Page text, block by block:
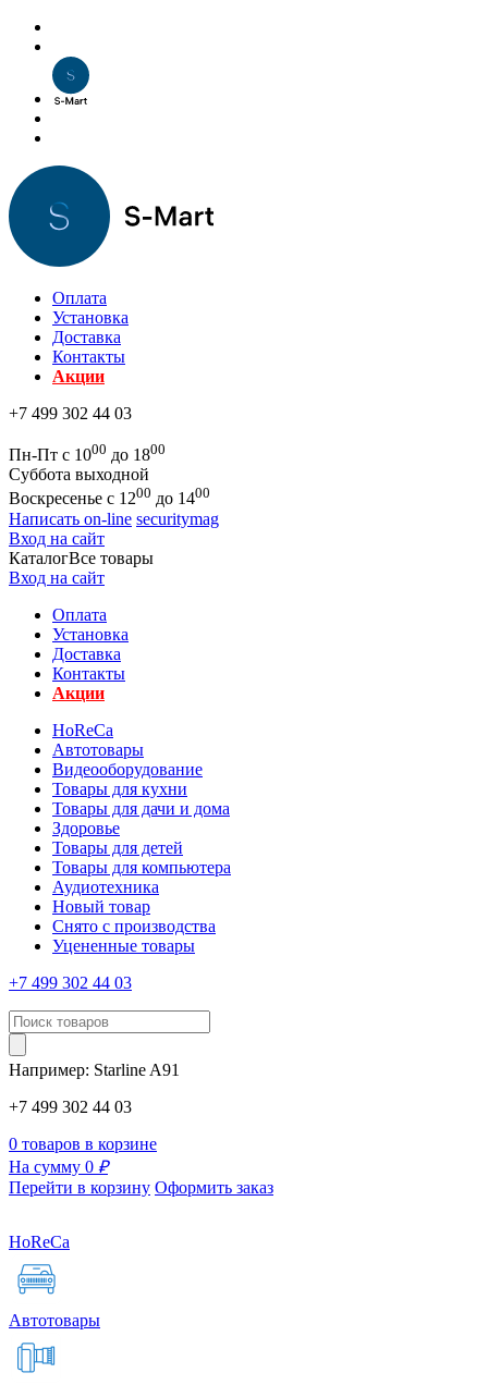
Оплата
Установка
Доставка
Контакты
Акции
+7 499 302 44 03
Пн-Пт с 1000 до 1800
Суббота выходной
Воскресенье с 1200 до 1400
Написать on-line securitymag
Вход на сайт
КаталогВсе товары
Вход на сайт
Оплата
Установка
Доставка
Контакты
Акции
HoReCa
Автотовары
Видеооборудование
Товары для кухни
Товары для дачи и дома
Здоровье
Товары для детей
Товары для компьютера
Аудиотехника
Новый товар
Снято с производства
Уцененные товары
+7 499 302 44 03
Например: Starline A91
+7 499 302 44 03
0 товаров в корзине
На сумму 0 ₽
Перейти в корзину Оформить заказ
HoReCa
Автотовары